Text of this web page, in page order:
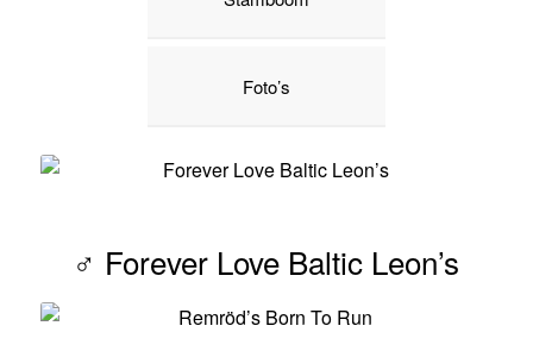
Foto’s
♂ Forever Love Baltic Leon’s